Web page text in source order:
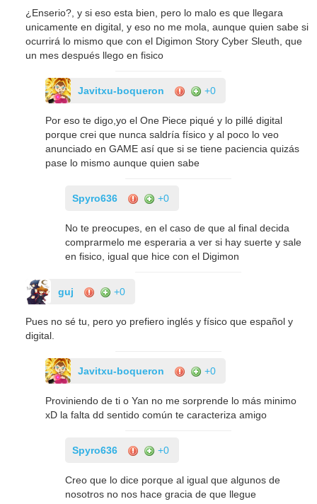
¿Enserio?, y si eso esta bien, pero lo malo es que llegara
unicamente en digital, y eso no me mola, aunque quien sabe si
ocurrirá lo mismo que con el Digimon Story Cyber Sleuth, que
un mes después llego en fisico
Javitxu-boqueron +0
Por eso te digo,yo el One Piece piqué y lo pillé digital
porque crei que nunca saldría físico y al poco lo veo
anunciado en GAME así que si se tiene paciencia quizás
pase lo mismo aunque quien sabe
Spyro636 +0
No te preocupes, en el caso de que al final decida
comprarmelo me esperaria a ver si hay suerte y sale
en fisico, igual que hice con el Digimon
guj +0
Pues no sé tu, pero yo prefiero inglés y físico que español y
digital.
Javitxu-boqueron +0
Proviniendo de ti o Yan no me sorprende lo más minimo
xD la falta dd sentido común te caracteriza amigo
Spyro636 +0
Creo que lo dice porque al igual que algunos de
nosotros no nos hace gracia de que llegue